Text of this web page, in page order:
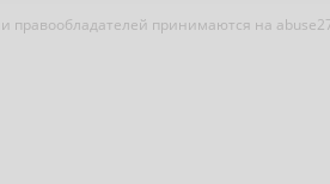
правообладателей принимаются на